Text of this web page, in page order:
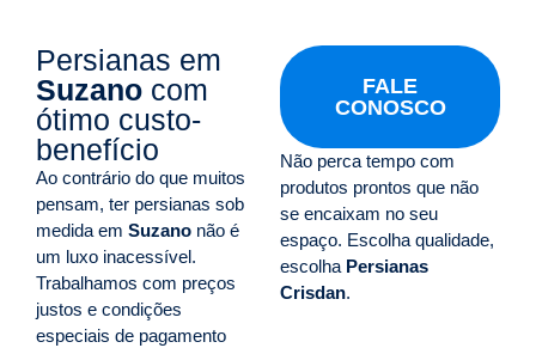
Persianas em
Suzano com
ótimo custo-
benefício
Ao contrário do que muitos
pensam, ter persianas sob
medida em Suzano não é
um luxo inacessível.
Trabalhamos com preços
justos e condições
especiais de pagamento
FALE
CONOSCO
Não perca tempo com
produtos prontos que não
se encaixam no seu
espaço. Escolha qualidade,
escolha Persianas
Crisdan.